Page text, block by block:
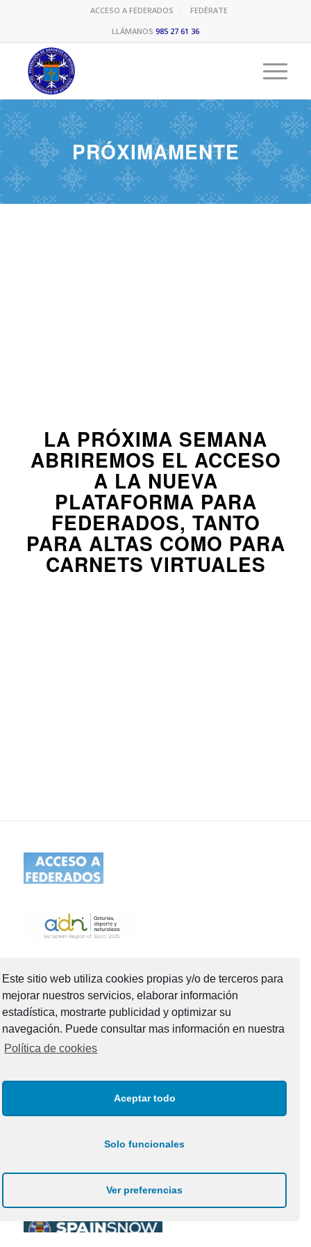
Este sitio web utiliza cookies propias y/o de terceros para
mejorar nuestros servicios, elaborar información
estadística, mostrarte publicidad y optimizar su
navegación. Puede consultar mas información en nuestra
Política de cookies
Aceptar todo
Solo funcionales
Ver preferencias
ACCESO A FEDERADOS
FEDÉRATE
LLÁMANOS 985 27 61 36
PRÓXIMAMENTE
LA PRÓXIMA SEMANA
ABRIREMOS EL ACCESO
A LA NUEVA
PLATAFORMA PARA
FEDERADOS, TANTO
PARA ALTAS COMO PARA
CARNETS VIRTUALES
NUESTRAS OFICINAS
Avda. Julián Clavería 11 · Oviedo 33006
T.: 985 27 61 36